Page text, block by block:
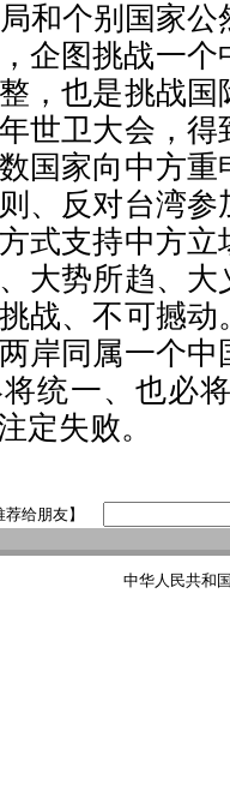
和个别国家
企图挑战一
，也是挑战
世卫大会，
国家向中方
、反对台湾
式支持中方
大势所趋、
战、不可撼
岸同属一个
统一、也必
定失败。
荐给朋友】
中华人民共和